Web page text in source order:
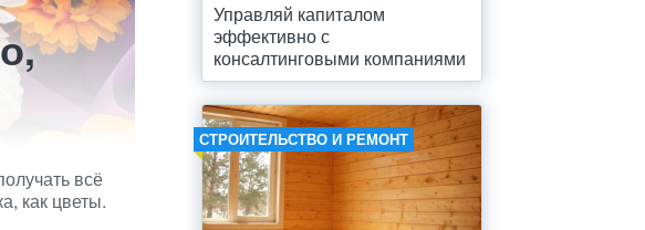
всё
как цветы.
Управляй капиталом
эффективно с
консалтинговыми компаниями
СТРОИТЕЛЬСТВО И РЕМОНТ